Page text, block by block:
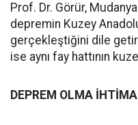
Prof. Dr. Görür,
depremin Kuzey
gerçekleştiğini dile
ise aynı fay hattının
DEPREM OLMA